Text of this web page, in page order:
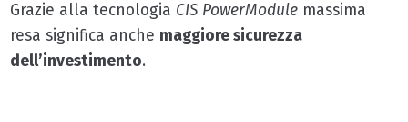
Grazie alla tecnologia CIS PowerModulemassima
resa significa anche maggiore sicurezza
dell’investimento.